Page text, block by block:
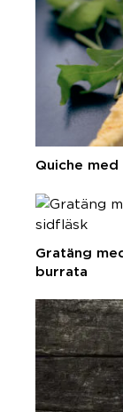
Quiche
Gratäng
burrata